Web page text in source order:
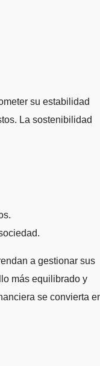
su estabilidad
La sostenibilidad
a gestionar sus
más equilibrado y
se convierta